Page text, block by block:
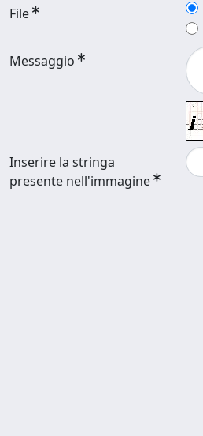
File
Messaggio
Inserire la stringa
presente nell'immagine